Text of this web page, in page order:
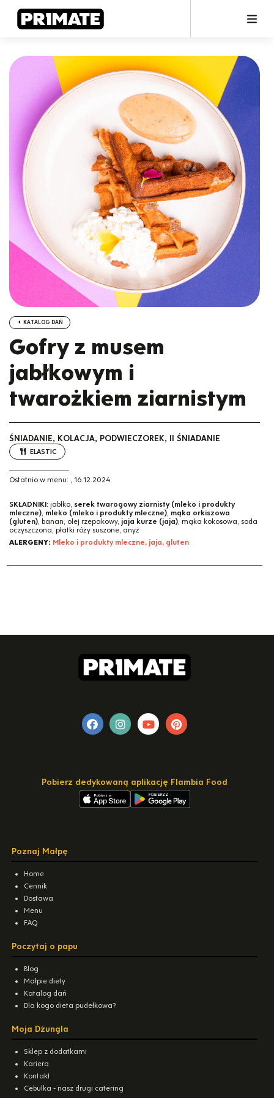
KATALOG DAŃ
Gofry z musem
jabłkowym i
twarożkiem ziarnistym
ŚNIADANIE, KOLACJA, PODWIECZOREK, II ŚNIADANIE
ELASTIC
Ostatnio w menu: , 16.12.2024
SKŁADNIKI: jabłko, serek twarogowy ziarnisty (mleko i produkty
mleczne), mleko (mleko i produkty mleczne), mąka orkiszowa
(gluten), banan, olej rzepakowy, jaja kurze (jaja), mąka kokosowa, soda
oczyszczona, płatki róży suszone, anyż
ALERGENY: Mleko i produkty mleczne, jaja, gluten
Pobierz dedykowaną aplikację Flambia Food
Poznaj Małpę
Home
Cennik
Dostawa
Menu
FAQ
Poczytaj o papu
Blog
Małpie diety
Katalog dań
Dla kogo dieta pudełkowa?
Moja Dżungla
Sklep z dodatkami
Kariera
Kontakt
Cebulka - nasz drugi catering